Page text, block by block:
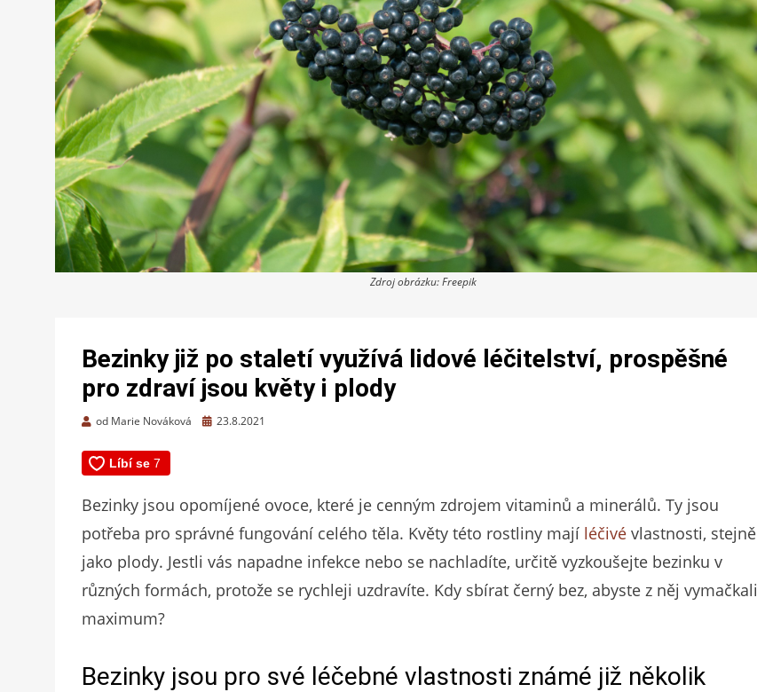
Zdroj obrázku: Freepik
Bezinky již po staletí využívá lidové léčitelství, prospěšné
pro zdraví jsou květy i plody
od Marie Nováková
Zveřejněno
23.8.2021
Bezinky jsou opomíjené ovoce, které je cenným zdrojem vitaminů a minerálů. Ty jsou
potřeba pro správné fungování celého těla. Květy této rostliny mají léčivé vlastnosti, stejně
jako plody. Jestli vás napadne infekce nebo se nachladíte, určitě vyzkoušejte bezinku v
různých formách, protože se rychleji uzdravíte. Kdy sbírat černý bez, abyste z něj vymačkali
maximum?
Bezinky jsou pro své léčebné vlastnosti známé již několik